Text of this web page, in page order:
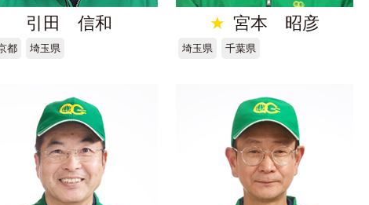
引田 信和
都 埼玉県
★ 宮本 昭彦
埼玉県 千葉県